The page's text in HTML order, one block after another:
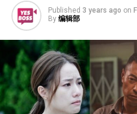
Published 3 years ago on
By 编辑部